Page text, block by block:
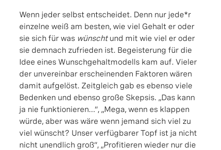
Wenn jeder selbst entscheidet. Denn nur jede*r
einzelne weiß am besten, wie viel Gehalt er oder
sie sich für was wünschtund mit wie viel er oder
sie demnach zufrieden ist. Begeisterung für die
Idee eines Wunschgehaltmodells kam auf. Vieler
der unvereinbar erscheinenden Faktoren wären
damit aufgelöst. Zeitgleich gab es ebenso viele
Bedenken und ebenso große Skepsis. „Das kann
ja nie funktionieren…“, „Mega, wenn es klappen
würde, aber was wäre wenn jemand sich viel zu
viel wünscht? Unser verfügbarer Topf ist ja nicht
nicht unendlich groß“, „Profitieren wieder nur die